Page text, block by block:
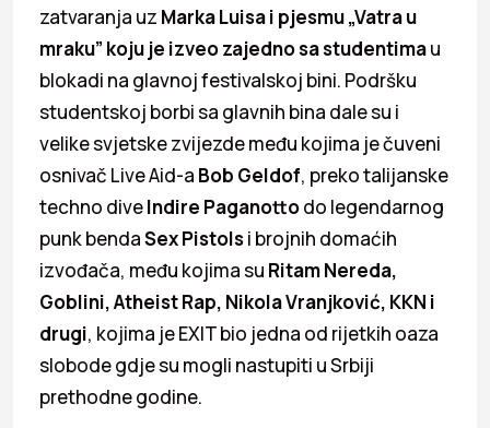
zatvaranja uz Marka Luisa i pjesmu„Vatra u
mraku” koju je izveo zajedno sa studentimau
blokadi na glavnoj festivalskoj bini. Podršku
studentskoj borbi sa glavnih bina dale su i
velike svjetske zvijezde među kojima je čuveni
osnivač Live Aid-a Bob Geldof, preko talijanske
techno diveIndire Paganottodo legendarnog
punk bendaSex Pistolsi brojnih domaćih
izvođača, među kojima su Ritam Nereda,
Goblini, Atheist Rap, Nikola Vranjković, KKN i
drugi, kojima je EXIT bio jedna od rijetkih oaza
slobode gdje su mogli nastupiti u Srbiji
prethodne godine.